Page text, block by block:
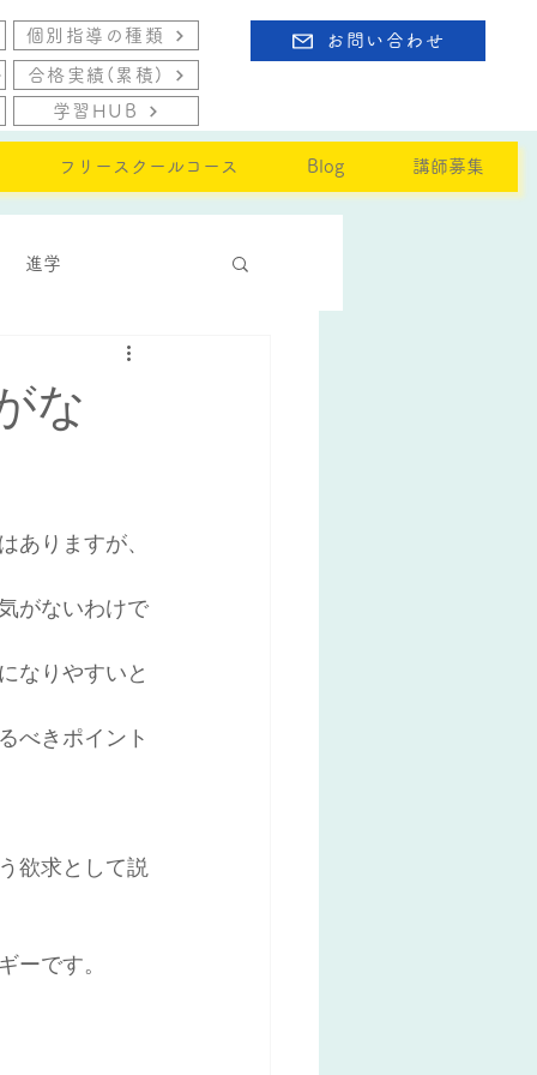
個別指導の種類
合格実績(累積)
学習HUB
お問い合わせ
フリースクールコース Blog 講師募集
進学
な
りますが、
がないわけで
なりやすいと
べきポイント
欲求として説
です。